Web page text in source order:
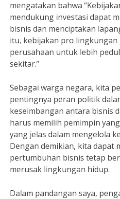
mengatakan bahwa
mendukung investasi dapat
bisnis dan menciptakan
itu, kebijakan pro
perusahaan untuk lebih
sekitar.”
Sebagai warga negara, kita
pentingnya peran politik
keseimbangan antara bisnis
harus memilih pemimpin
yang jelas dalam mengelola
Dengan demikian, kita dapat
pertumbuhan bisnis tetap
merusak lingkungan hidup.
Dalam pandangan saya,